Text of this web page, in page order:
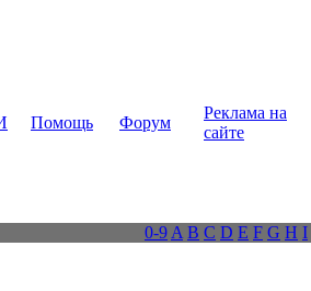
Помощь Форум
Реклама на
сайте
0-9 A B C D E F G H I